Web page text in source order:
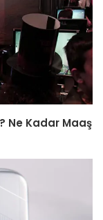
Ne Kadar Maaş